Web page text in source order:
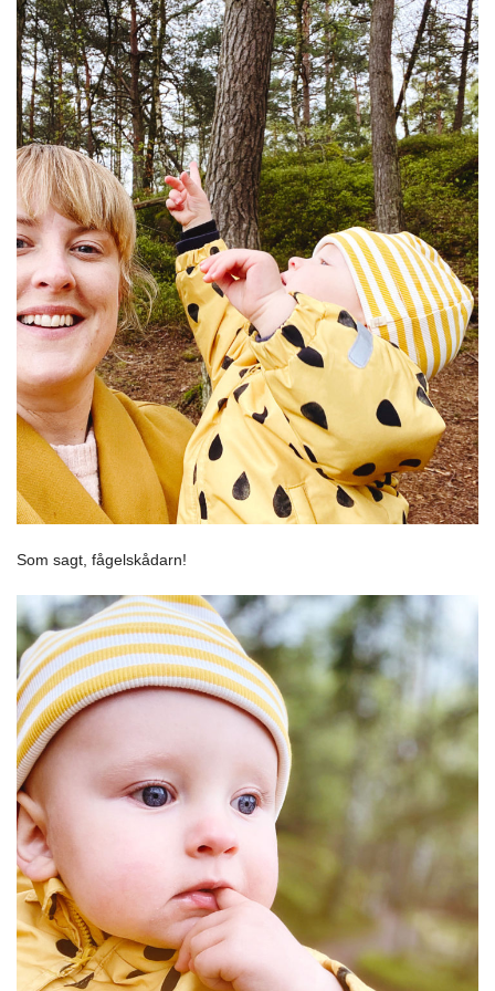
Som sagt, fågelskådarn!